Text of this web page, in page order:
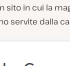
sito in cui la
servite dalla